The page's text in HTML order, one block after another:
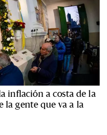
inflación a costa de la
la gente que va a la